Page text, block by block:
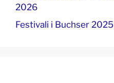
2026
Festivali i Buchser 2025